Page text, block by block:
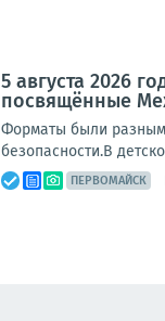
5 августа 2026
посвящённые
Форматы были
безопасности.В
ПЕРВОМАЙСК